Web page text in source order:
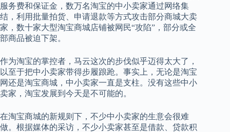
服务费和保证金，数万名淘宝的中小卖家通过网络集
结，利用批量拍货、申请退款等方式攻击部分商城大卖
家，数十家大型淘宝商城店铺被网民“攻陷”，部分或全
部商品被迫下架。
作为淘宝的掌控者，马云这次的步伐似乎迈得太大了，
以至于把中小卖家带得步履踉跄。事实上，无论是淘宝
网还是淘宝商城，中小卖家一直是支柱。没有这些中小
卖家，淘宝发展到今天是不可能的。
在淘宝商城的新规则下，不少中小卖家的生意会很难
做。根据媒体的采访，不少小卖家甚至是借款、贷款积